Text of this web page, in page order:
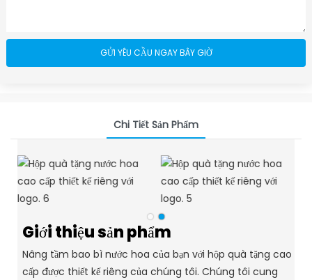
GỬI YÊU CẦU NGAY BÂY GIỜ
Chi Tiết Sản Phẩm
Giới thiệu sản phẩm
Nâng tầm bao bì nước hoa của bạn với hộp quà tặng cao
cấp được thiết kế riêng của chúng tôi. Chúng tôi cung